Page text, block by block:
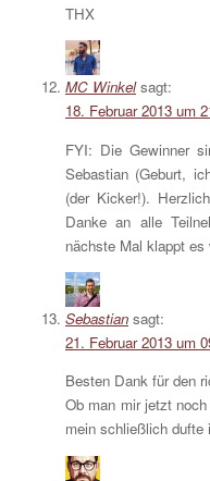
THX
MC Winkel sagt:
18. Februar 2013 um
FYI: Die Gewinner
Sebastian (Geburt,
(der Kicker!).
Danke an alle
nächste Mal klappt es
Sebastian sagt:
21. Februar 2013 um
Besten Dank für den
Ob man mir jetzt
mein schließlich dufte